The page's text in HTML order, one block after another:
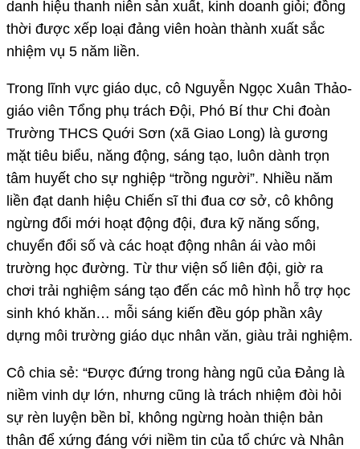
danh hiệu thanh niên sản xuất, kinh doanh giỏi; đồng
thời được xếp loại đảng viên hoàn thành xuất sắc
nhiệm vụ 5 năm liền.
Trong lĩnh vực giáo dục, cô Nguyễn Ngọc Xuân Thảo-
giáo viên Tổng phụ trách Đội, Phó Bí thư Chi đoàn
Trường THCS Quới Sơn (xã Giao Long) là gương
mặt tiêu biểu, năng động, sáng tạo, luôn dành trọn
tâm huyết cho sự nghiệp “trồng người”. Nhiều năm
liền đạt danh hiệu Chiến sĩ thi đua cơ sở, cô không
ngừng đổi mới hoạt động đội, đưa kỹ năng sống,
chuyển đổi số và các hoạt động nhân ái vào môi
trường học đường. Từ thư viện số liên đội, giờ ra
chơi trải nghiệm sáng tạo đến các mô hình hỗ trợ học
sinh khó khăn… mỗi sáng kiến đều góp phần xây
dựng môi trường giáo dục nhân văn, giàu trải nghiệm.
Cô chia sẻ: “Được đứng trong hàng ngũ của Đảng là
niềm vinh dự lớn, nhưng cũng là trách nhiệm đòi hỏi
sự rèn luyện bền bỉ, không ngừng hoàn thiện bản
thân để xứng đáng với niềm tin của tổ chức và Nhân